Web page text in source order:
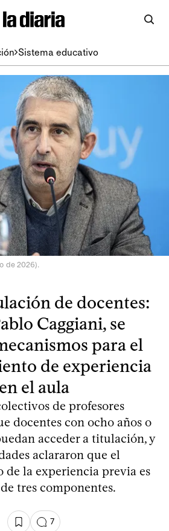
Sistema educativo
de 2026).
de docentes:
Caggiani, se
para el
de experiencia
en el aula
de profesores
docentes con ocho años o
acceder a titulación, y
aclararon que el
la experiencia previa es
tres componentes.
7